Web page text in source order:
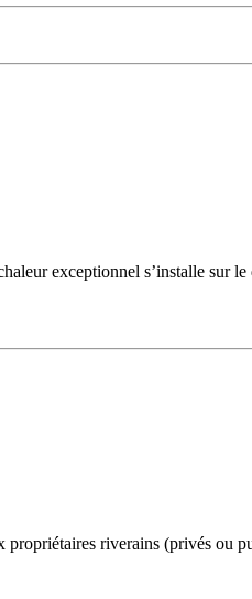
exceptionnel s’installe sur
riverains (privés ou